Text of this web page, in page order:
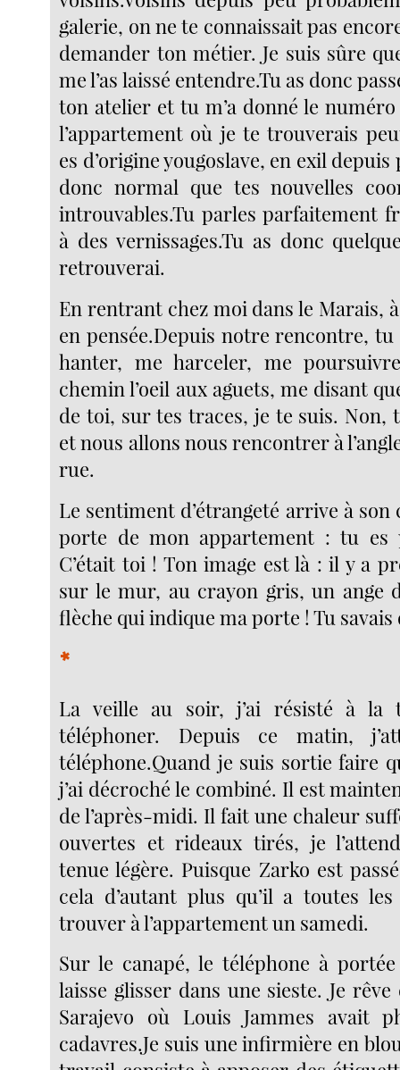
galerie, on ne te connaissait pas
demander ton métier. Je suis sûre
me l’as laissé entendre.Tu as donc
ton atelier et tu m’a donné le
l’appartement où je te trouverais
es d’origine yougoslave, en exil
donc normal que tes nouvelles
introuvables.Tu parles parfaitement
à des vernissages.Tu as donc
retrouverai.
En rentrant chez moi dans le Marais,
en pensée.Depuis notre rencontre, tu
hanter, me harceler, me
chemin l’oeil aux aguets, me disant
de toi, sur tes traces, je te suis. Non,
et nous allons nous rencontrer à
rue.
Le sentiment d’étrangeté arrive à son
porte de mon appartement : tu es
C’était toi ! Ton image est là : il y a
sur le mur, au crayon gris, un ange
flèche qui indique ma porte ! Tu savais
*
La veille au soir, j’ai résisté à la
téléphoner. Depuis ce matin,
téléphone.Quand je suis sortie faire
j’ai décroché le combiné. Il est
de l’après-midi. Il fait une chaleur
ouvertes et rideaux tirés, je
tenue légère. Puisque Zarko est
cela d’autant plus qu’il a toutes
trouver à l’appartement un samedi.
Sur le canapé, le téléphone à
laisse glisser dans une sieste. Je
Sarajevo où Louis Jammes avait
cadavres.Je suis une infirmière en